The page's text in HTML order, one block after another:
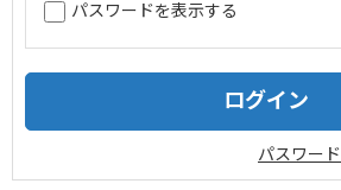
企業情報
採用情報
パスワードを表示する
パスワー